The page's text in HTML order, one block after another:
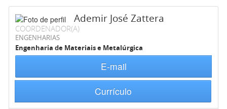
Ademir José Zattera
COORDENADOR(A)
ENGENHARIAS
Engenharia de Materiais e Metalúrgica
E-mail
Currículo